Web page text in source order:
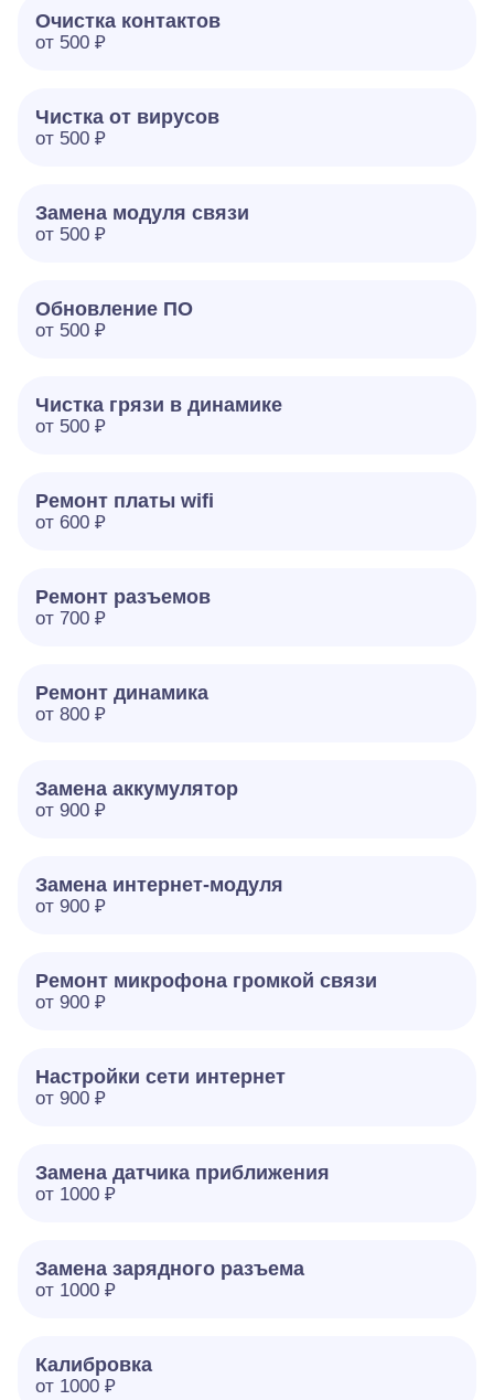
Очистка контактов
от 500 ₽
Чистка от вирусов
от 500 ₽
Замена модуля связи
от 500 ₽
Обновление ПО
от 500 ₽
Чистка грязи в динамике
от 500 ₽
Ремонт платы wifi
от 600 ₽
Ремонт разъемов
от 700 ₽
Ремонт динамика
от 800 ₽
Замена аккумулятор
от 900 ₽
Замена интернет-модуля
от 900 ₽
Ремонт микрофона громкой связи
от 900 ₽
Настройки сети интернет
от 900 ₽
Замена датчика приближения
от 1000 ₽
Замена зарядного разъема
от 1000 ₽
Калибровка
от 1000 ₽